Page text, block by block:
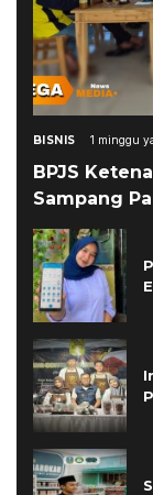
BISNIS 1 minggu
BPJS
Sampang